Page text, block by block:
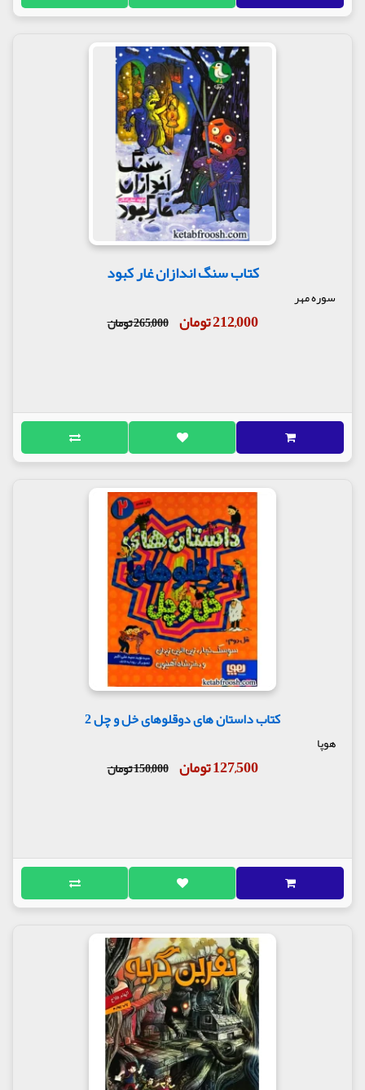
کتاب سنگ اندازان غار کبود
سوره مهر
212,000 تومان 265,000 تومان
کتاب داستان های دوقلوهای خل و چل 2
هوپا
127,500 تومان 150,000 تومان